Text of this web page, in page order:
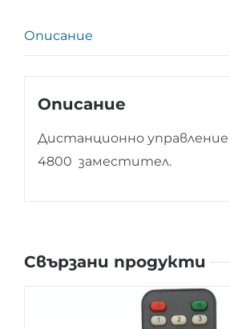
Описание
Описание
Дистанционно управление
4800 заместител.
Свързани продукти